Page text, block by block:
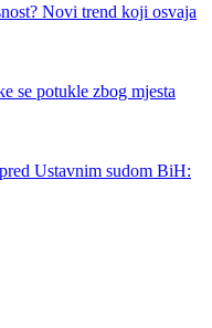
Novi trend koji osvaja
se potukle zbog mjesta
Ustavnim sudom BiH: